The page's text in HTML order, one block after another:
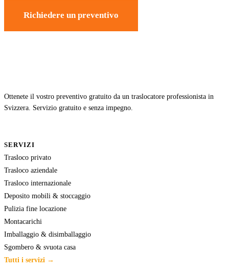
Richiedere un preventivo
Ottenete il vostro preventivo gratuito da un traslocatore professionista in
Svizzera. Servizio gratuito e senza impegno.
SERVIZI
Trasloco privato
Trasloco aziendale
Trasloco internazionale
Deposito mobili & stoccaggio
Pulizia fine locazione
Montacarichi
Imballaggio & disimballaggio
Sgombero & svuota casa
Tutti i servizi →